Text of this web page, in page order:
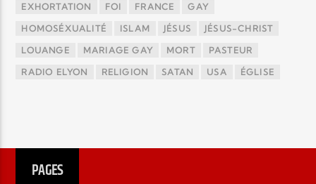
EXHORTATION FOI FRANCE GAY
HOMOSÉXUALITÉ ISLAM JÉSUS JÉSUS-CHRIST
LOUANGE MARIAGE GAY MORT PASTEUR
RADIO ELYON RELIGION SATAN USA ÉGLISE
PAGES